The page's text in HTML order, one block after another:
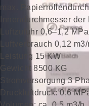
max.
Innendurchmesser
Luftzufuhr 0,6–1,2 MPa
Luftverbrauch 0,12
Leistung 15 KW
Gewicht 8500 KG
Stromversorgung 3
Druckluftdruck: 0,6